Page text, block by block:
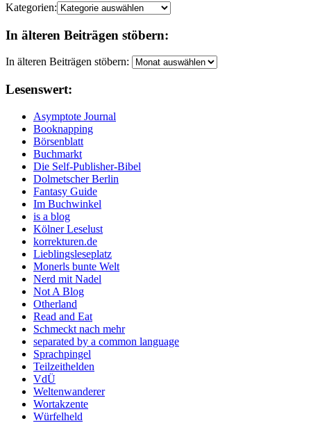
Kategorien:
In älteren Beiträgen stöbern:
In älteren Beiträgen stöbern:
Lesenswert:
Asymptote Journal
Booknapping
Börsenblatt
Buchmarkt
Die Self-Publisher-Bibel
Dolmetscher Berlin
Fantasy Guide
Im Buchwinkel
is a blog
Kölner Leselust
korrekturen.de
Lieblingsleseplatz
Monerls bunte Welt
Nerd mit Nadel
Not A Blog
Otherland
Read and Eat
Schmeckt nach mehr
separated by a common language
Sprachpingel
Teilzeithelden
VdÜ
Weltenwanderer
Wortakzente
Würfelheld